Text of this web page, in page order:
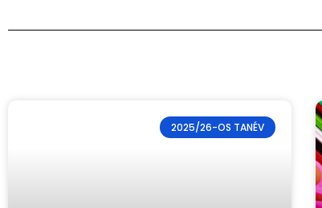
2025/26-OS TANÉV